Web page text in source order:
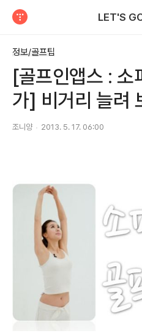
LET'S
정보/골프팁
[골프인앱스 : 소
가] 비거리 늘려
조니양 2013. 5. 17. 06:00